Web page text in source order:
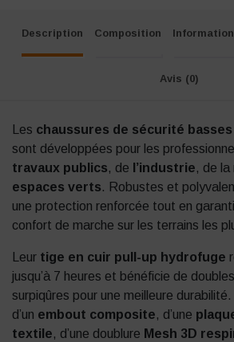
Description Composition
Avis (0)
Les chaussures de sécurité basses
sont développées pour les
travaux publics, de l’industrie, de la
espaces verts. Robustes et
une protection renforcée tout en
confort de marche sur les terrains les
Leur tige en cuir pull-up hydrofuge
jusqu’à 7 heures et bénéficie de
surpiqûres pour une meilleure
d’un embout composite, d’une
textile, d’une doublure Mesh 3D